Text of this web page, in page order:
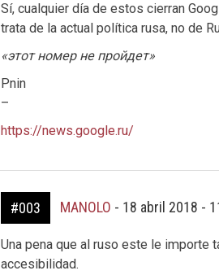
Sí, cualquier día de estos cierran
trata de la actual política rusa, no de
«этот номер не пройдет»
Pnin
–
https://news.google.ru/
#003 MANOLO - 18 abril 2018 -
Una pena que al ruso este le importe
accesibilidad.